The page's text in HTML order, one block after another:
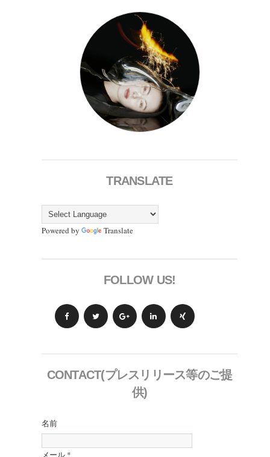
TRANSLATE
Powered by Translate
FOLLOW US!
CONTACT(プレスリリース等のご提
供)
名前
メール *